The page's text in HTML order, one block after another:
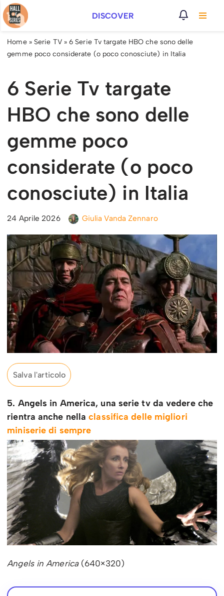
Vai
al
contenuto
DISCOVER
Home» Serie TV»6 Serie Tv targate HBO che sono delle
gemme poco considerate (o poco conosciute) in Italia
6 Serie Tv targate
HBO che sono delle
gemme poco
considerate (o poco
conosciute) in Italia
24 Aprile 2026 Giulia Vanda Zennaro
Salva l'articolo
5. Angels in America, una serie tv da vedere che
rientra anche nellaclassifica delle migliori
miniserie di sempre
Angels in America(640×320)